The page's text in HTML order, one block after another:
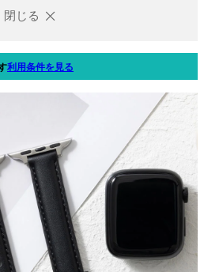
閉じる
利用条件を見る